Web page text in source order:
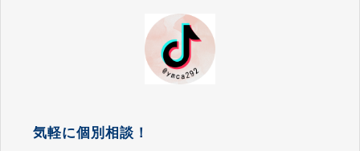
気軽に個別相談！